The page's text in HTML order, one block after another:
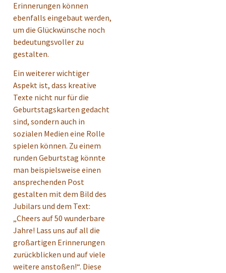
Erinnerungen können
ebenfalls eingebaut werden,
um die Glückwünsche noch
bedeutungsvoller zu
gestalten.
Ein weiterer wichtiger
Aspekt ist, dass kreative
Texte nicht nur für die
Geburtstagskarten gedacht
sind, sondern auch in
sozialen Medien eine Rolle
spielen können. Zu einem
runden Geburtstag könnte
man beispielsweise einen
ansprechenden Post
gestalten mit dem Bild des
Jubilars und dem Text:
„Cheers auf 50 wunderbare
Jahre! Lass uns auf all die
großartigen Erinnerungen
zurückblicken und auf viele
weitere anstoßen!“. Diese